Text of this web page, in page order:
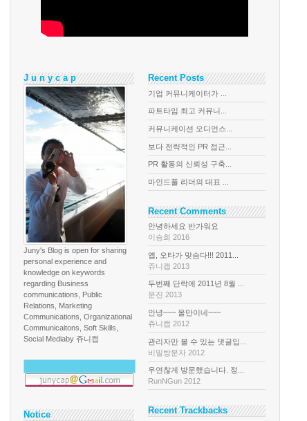
J u n y c a p
Juny's Blog is open for sharing
personal experience and
knowledge on keywords
regarding Business
communications, Public
Relations, Marketing
Communications, Organizational
Communicaitons, Soft Skills,
Social Mediaby 쥬니캡
Notice
Recent Posts
기업 커뮤니케이터가 ...
파트타임 최고 커뮤니...
커뮤니케이션 오디언스...
보다 전략적인 PR 접근...
PR 활동의 신뢰성 구축...
마인드풀 리더의 대표 ...
Recent Comments
안녕하세요 반가워요
이승희 2016
옙, 오타가 맞슴다!!! 2011...
쥬니캡 2013
두번째 단락에 2011년 8월 ...
문진 2013
안녕~~~ 올만이네~~~
쥬니캡 2012
관리자만 볼 수 있는 댓글입...
비밀방문자 2012
우연찮게 방문했습니다. 정...
RunNGun 2012
Recent Trackbacks